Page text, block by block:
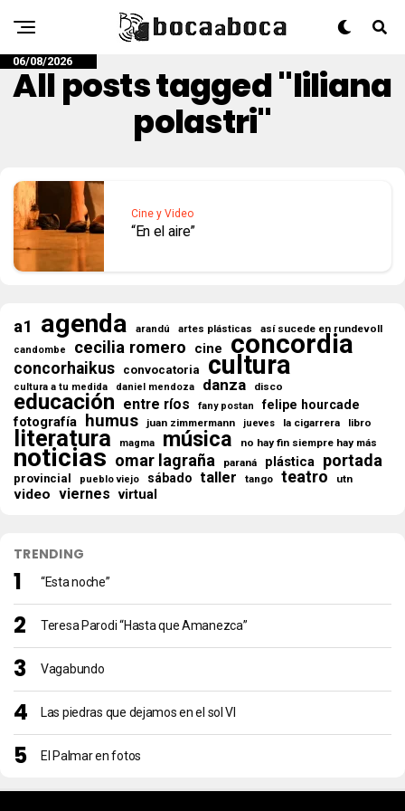
06/08/2026
All posts tagged "liliana
polastri"
Cine y Video
“En el aire”
a1 agenda arandú artes plásticas así sucede en rundevoll
candombe cecilia romero cine concordia
concorhaikus convocatoria cultura
cultura a tu medida daniel mendoza danza disco
educación entre ríos fany postan felipe hourcade
fotografía humus juan zimmermann jueves la cigarrera libro
literatura magma música no hay fin siempre hay más
noticias omar lagraña paraná plástica portada
provincial pueblo viejo sábado taller tango teatro utn
video viernes virtual
TRENDING
“Esta noche”
Teresa Parodi “Hasta que Amanezca”
Vagabundo
Las piedras que dejamos en el sol VI
El Palmar en fotos